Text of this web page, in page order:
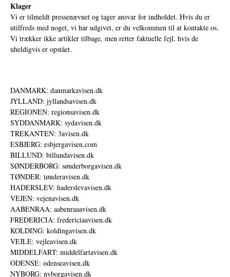
Klager
Vi er tilmeldt pressenævnet og tager ansvar for indholdet. Hvis du er
utilfreds med noget, vi har udgivet, er du velkommen til at kontakte os.
Vi trækker ikke artikler tilbage, men retter faktuelle fejl, hvis de
uheldigvis er opstået.
DANMARK: danmarkavisen.dk
JYLLAND: jyllandsavisen.dk
REGIONEN: regionsavisen.dk
SYDDANMARK: sydavisen.dk
TREKANTEN: 3avisen.dk
ESBJERG: esbjergavisen.com
BILLUND: billundavisen.dk
SØNDERBORG: sønderborgavisen.dk
TØNDER: tønderavisen.dk
HADERSLEV: haderslevavisen.dk
VEJEN: vejenavisen.dk
AABENRAA: aabenraaavisen.dk
FREDERICIA: fredericiaavisen.dk
KOLDING: koldingavisen.dk
VEJLE: vejleavisen.dk
MIDDELFART: middelfartavisen.dk
ODENSE: odenseavisen.dk
NYBORG: nyborgavisen.dk